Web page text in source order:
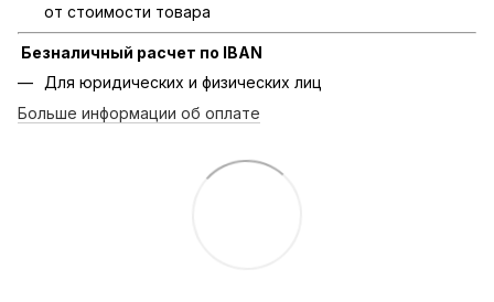
от стоимости товара
Безналичный расчет по IBAN
Для юридических и физических лиц
Больше информации об оплате